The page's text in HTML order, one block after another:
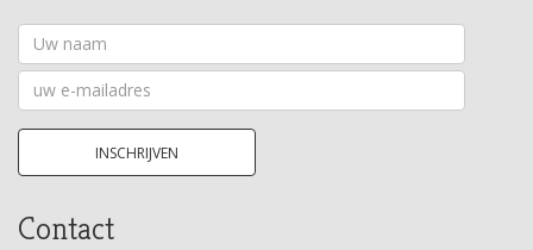
Uw
naam
Uw
e-
mailadres
INSCHRIJVEN
Contact